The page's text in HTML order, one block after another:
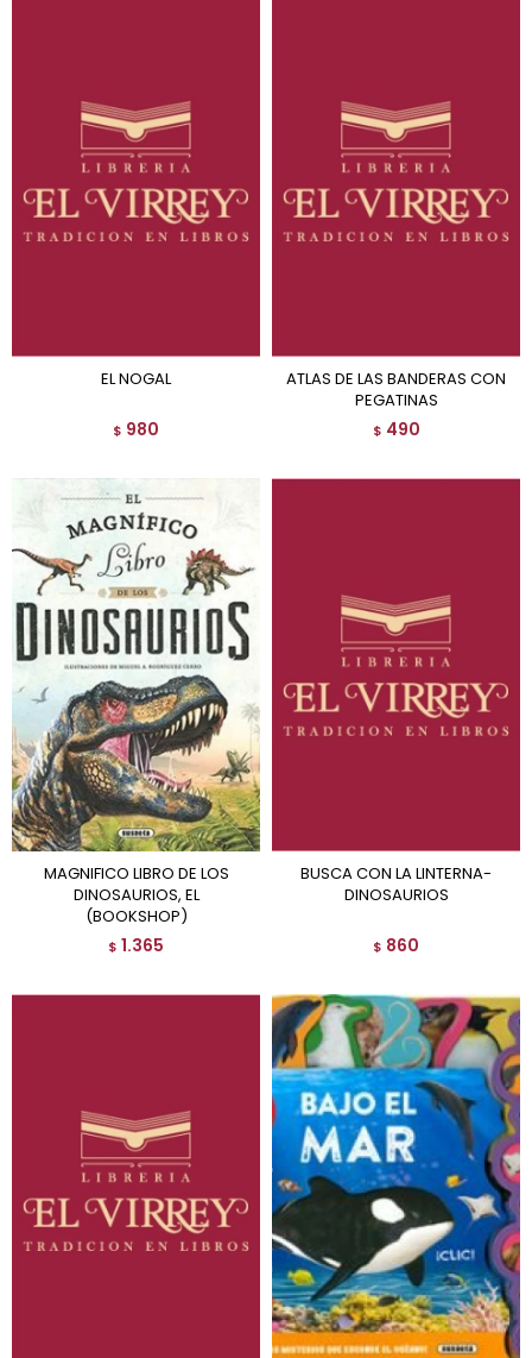
EL NOGAL
$ 980
ATLAS DE LAS BANDERAS CON
PEGATINAS
$ 490
MAGNIFICO LIBRO DE LOS
DINOSAURIOS, EL
(BOOKSHOP)
$ 1.365
BUSCA CON LA LINTERNA-
DINOSAURIOS
$ 860